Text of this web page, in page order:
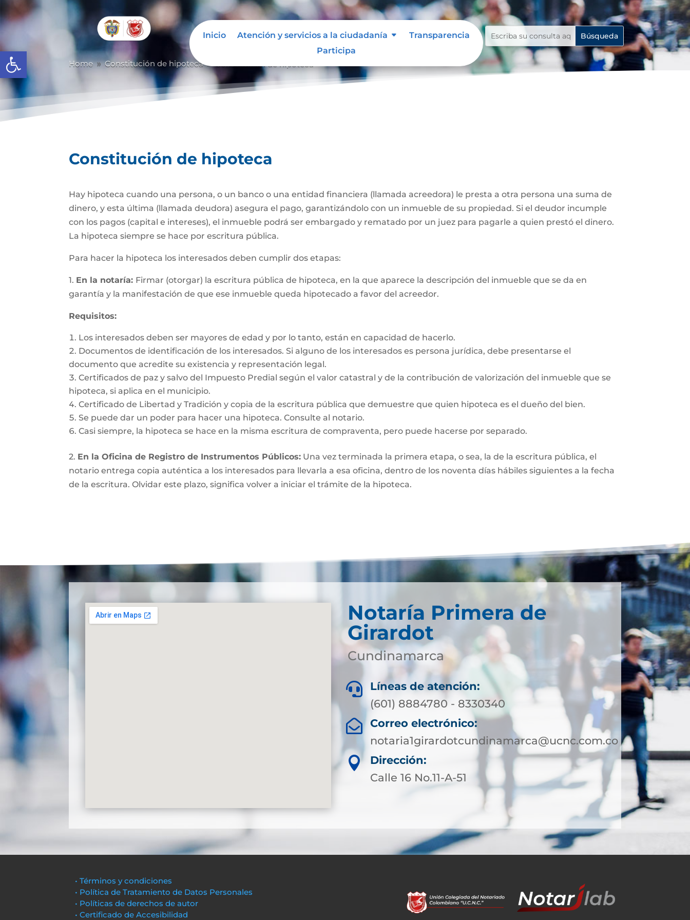
Abrir barra de herramientas
Inicio Atención y servicios a la ciudadanía
Transparencia
Participa
Home 9 Constitución de hipoteca 9
Constitución de hipoteca
Hay hipoteca cuando una persona, o un banco o una entidad financiera (llamada acreedora) le presta a otra persona una suma de
dinero, y esta última (llamada deudora) asegura el pago, garantizándolo con un inmueble de su propiedad. Si el deudor incumple
con los pagos (capital e intereses), el inmueble podrá ser embargado y rematado por un juez para pagarle a quien prestó el dinero.
La hipoteca siempre se hace por escritura pública.
Para hacer la hipoteca los interesados deben cumplir dos etapas:
1. En la notaría: Firmar (otorgar) la escritura pública de hipoteca, en la que aparece la descripción del inmueble que se da en
garantía y la manifestación de que ese inmueble queda hipotecado a favor del acreedor.
Requisitos:
Los interesados deben ser mayores de edad y por lo tanto, están en capacidad de hacerlo.
Documentos de identificación de los interesados. Si alguno de los interesados es persona jurídica, debe presentarse el
documento que acredite su existencia y representación legal.
Certificados de paz y salvo del Impuesto Predial según el valor catastral y de la contribución de valorización del inmueble que se
hipoteca, si aplica en el municipio.
Certificado de Libertad y Tradición y copia de la escritura pública que demuestre que quien hipoteca es el dueño del bien.
Se puede dar un poder para hacer una hipoteca. Consulte al notario.
Casi siempre, la hipoteca se hace en la misma escritura de compraventa, pero puede hacerse por separado.
2. En la Oficina de Registro de Instrumentos Públicos: Una vez terminada la primera etapa, o sea, la de la escritura pública, el
notario entrega copia auténtica a los interesados para llevarla a esa oficina, dentro de los noventa días hábiles siguientes a la fecha
de la escritura. Olvidar este plazo, significa volver a iniciar el trámite de la hipoteca.
Notaría Primera de
Girardot
Cundinamarca

Líneas de atención:
(601) 8884780 - 8330340

Correo electrónico:
notaria1girardotcundinamarca@ucnc.com.co

Dirección:
Calle 16 No.11-A-51
• Términos y condiciones
• Política de Tratamiento de Datos Personales
• Políticas de derechos de autor
• Certificado de Accesibilidad